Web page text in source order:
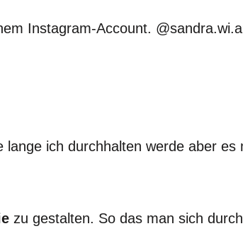
Instagram-Account.
ich durchhalten werde aber es
zu gestalten. So das man sich